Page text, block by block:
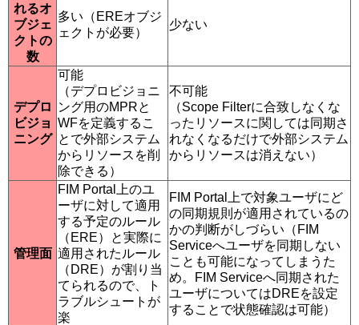
れるオ
ブジェ
クトの
数
多い（EREオブジ
ェクトが必要）
少ない
デプロ
ビジョ
ニング
可能
（デプロビジョニ
ング用のMPRと
WFを定義するこ
とで外部システム
からリソースを削
除できる）
不可能
（Scope Filterに合致しなくな
ったリソースに関しては同期さ
れなくなるだけで外部システム
からリソースは消えない）
管理面
FIM Portal上のユ
ーザに対して適用
する予定のルール
（ERE）と実際に
適用されたルール
（DRE）が割り当
てられるので、ト
ラブルシュートが
楽
FIM Portal上で対象ユーザにど
の同期規則が適用されているの
かの判断がしづらい（FIM
Serviceへユーザを同期しない
ことも可能になってしまうた
め。FIM Serviceへ同期された
ユーザについてはDREを設定
することで状態確認は可能）